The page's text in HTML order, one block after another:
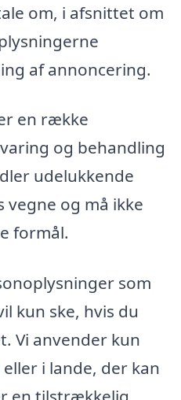
om, i afsnittet om
af annoncering.
en række
og behandling
udelukkende
vegne og må ikke
formål.
som
kun ske, hvis du
Vi anvender kun
i lande, der kan